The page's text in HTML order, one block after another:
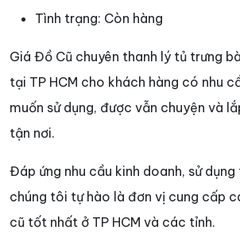
Tình trạng: Còn hàng
Giá Đồ Cũ chuyên thanh lý tủ trưng
tại TP HCM cho khách hàng có nhu
muốn sử dụng, được vẫn chuyện và
tận nơi.
Đáp ứng nhu cầu kinh doanh, sử
chúng tôi tự hào là đơn vị cung cấp
cũ tốt nhất ở TP HCM và các tỉnh.